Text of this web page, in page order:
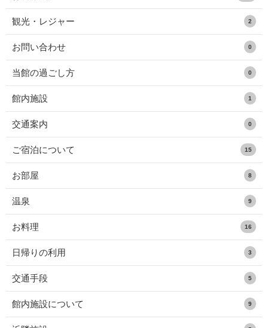
観光・レジャー 2
お問い合わせ 0
当館の過ごし方 0
館内施設 1
交通案内 0
ご宿泊について 15
お部屋 8
温泉 9
お料理 16
日帰りの利用 3
交通手段 5
館内施設について 9